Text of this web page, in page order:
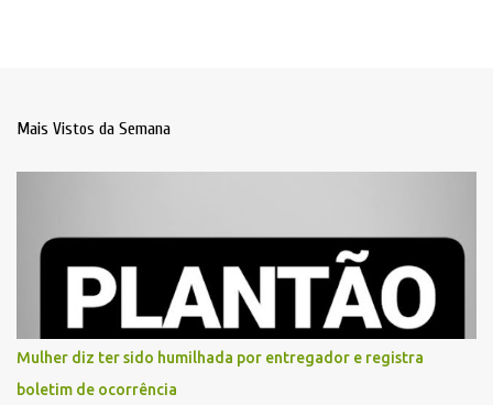
Mais Vistos da Semana
Mulher diz ter sido humilhada por entregador e registra
boletim de ocorrência